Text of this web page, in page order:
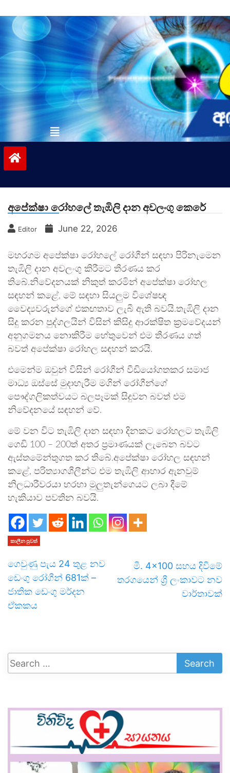
to
contentvinivida.lk
අපේක්ෂා රෝහලේ තැඹිලි දාන අවලංගු කෙරේ
Editor June 22, 2026
මහරගම අපේක්ෂා රෝහලේ රෝගීන් සඳහා පිරිනැමෙන
තැඹිලි දාන අවලංගු කිරීමට තීරණය කර
තිබේ.නිවේදනයක් නිකුත් කරමින් අපේක්ෂා රෝහල
සඳහන් කළේ, මේ සඳහා සියලුම විශේෂඥ
වෛද්‍යවරුන්ගේ එකඟතාව ලැබී ඇති බවයි.තැඹිලි දාන
සිදු කරන පුද්ගලයින් විසින් කිසිදු ආරක්ෂිත ක්‍රමවේදයන්
අනුගමනය නොකිරීම හේතුවෙන් එම තීරණය ගත්
බවත් අපේක්ෂා රෝහල සඳහන් කරයි.
එමෙන්ම ඔවුන් විසින් රෝගීන් වීඩියෝගතකර සමාජ
මාධ්‍ය ඔස්සේ මුදාහැරීම මගින් රෝගීන්ගේ
පෞද්ගලිකත්වයට බලපෑමක් සිදුවන බවත් එම
නිවේදනයේ සඳහන් වේ.
මේ වන විට තැඹිලි දාන සඳහා දිනකට රෝහලට තැඹිලි
ගෙඩි 100 – 200ත් අතර ප්‍රමාණයක් ලැබෙන බවට
ඇස්තමේන්තුගත කර තිබේ.අපේක්ෂා රෝහල සඳහන්
කළේ, පරිත්‍යාගශීලීන්ට එම තැඹිලි ආහාර ඇනවුම්
නිලධාරීවරයා හරහා මුලුතැන්ගෙයට ලබා දීමේ
හැකියාව පවතින බවයි.
කාලීන පුවත්
ගෙවුණු පැය 24 තුළ නව
ඩෙංගු රෝගීන් 681ක් –
ජාතික ඩෙංගු මර්දන
ඒකකය
මී. 4×100 සහය දිවීමේ
තරගයෙන් ශ්‍රී ලංකාවට නව
වාර්තාවක්